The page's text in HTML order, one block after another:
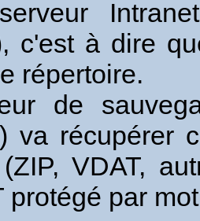
c'est à dire
répertoire.
de
va récupérer
VDAT,
protégé par